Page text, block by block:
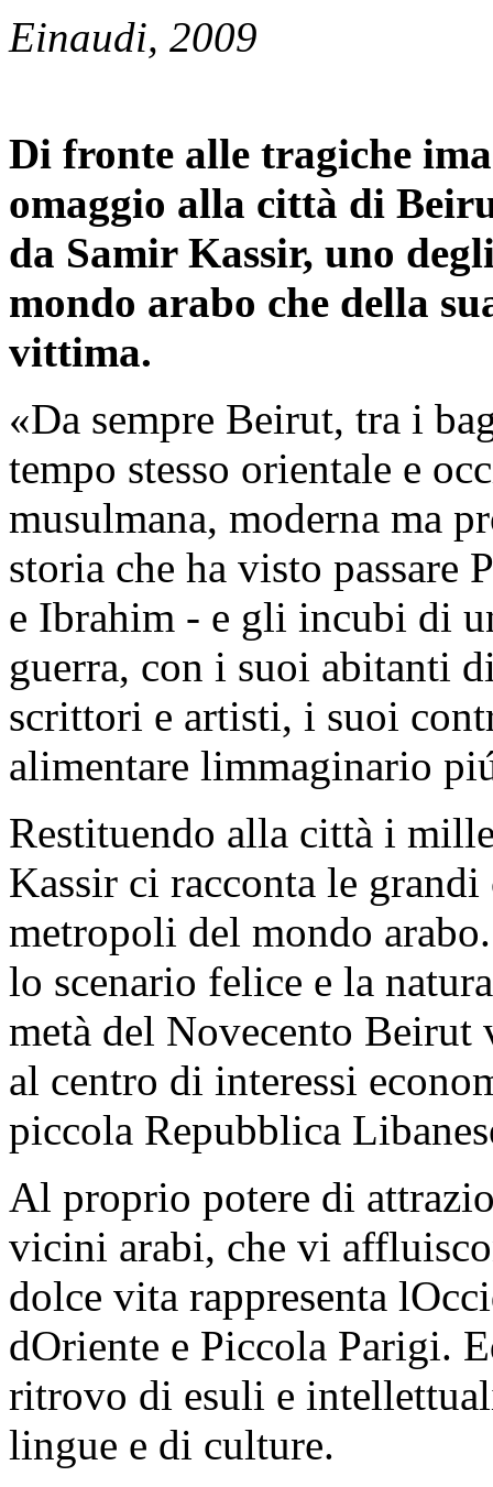
Einaudi, 2009
Di fronte alle tragiche
omaggio alla città di
da Samir Kassir, uno
mondo arabo che della
vittima.
«Da sempre Beirut, tra i
tempo stesso orientale e
musulmana, moderna ma
storia che ha visto passare
e Ibrahim - e gli incubi di
guerra, con i suoi abitanti
scrittori e artisti, i suoi
alimentare limmaginario
Restituendo alla città i
Kassir ci racconta le
metropoli del mondo
lo scenario felice e la
metà del Novecento Beirut
al centro di interessi
piccola Repubblica
Al proprio potere di
vicini arabi, che vi
dolce vita rappresenta
dOriente e Piccola Parigi.
ritrovo di esuli e
lingue e di culture.